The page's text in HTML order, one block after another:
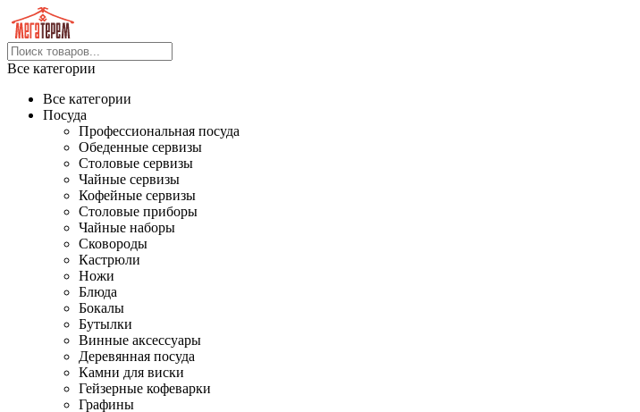
Все категории
Все категории
Посуда
Профессиональная посуда
Обеденные сервизы
Столовые сервизы
Чайные сервизы
Кофейные сервизы
Столовые приборы
Чайные наборы
Сковороды
Кастрюли
Ножи
Блюда
Бокалы
Бутылки
Винные аксессуары
Деревянная посуда
Камни для виски
Гейзерные кофеварки
Графины